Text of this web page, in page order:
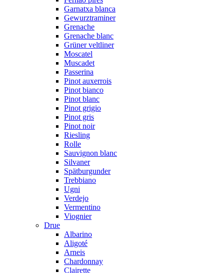
Garnatxa blanca
Gewurztraminer
Grenache
Grenache blanc
Grüner veltliner
Moscatel
Muscadet
Passerina
Pinot auxerrois
Pinot bianco
Pinot blanc
Pinot grigio
Pinot gris
Pinot noir
Riesling
Rolle
Sauvignon blanc
Silvaner
Spätburgunder
Trebbiano
Ugni
Verdejo
Vermentino
Viognier
Drue
Albarino
Aligoté
Arneis
Chardonnay
Clairette